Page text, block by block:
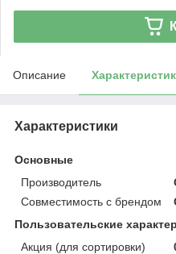
Описание
Характеристики
Основные
Производитель
Совместимость с брендом
Пользовательские
Акция (для сортировки)